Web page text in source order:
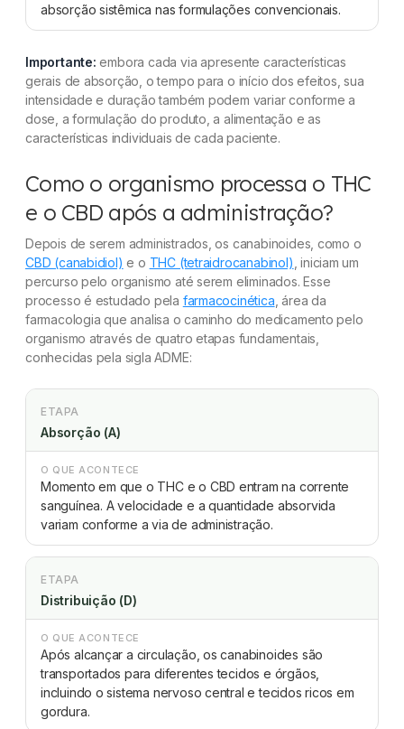
absorção sistêmica nas formulações convencionais.
Importante: embora cada via apresente características
gerais de absorção, o tempo para o início dos efeitos, sua
intensidade e duração também podem variar conforme a
dose, a formulação do produto, a alimentação e as
características individuais de cada paciente.
Como o organismo processa o THC
e o CBD após a administração?
Depois de serem administrados, os canabinoides, como o
CBD (canabidiol) e o THC (tetraidrocanabinol) , iniciam um
percurso pelo organismo até serem eliminados. Esse
processo é estudado pela farmacocinética , área da
farmacologia que analisa o caminho do medicamento pelo
organismo através de quatro etapas fundamentais,
conhecidas pela sigla ADME:
ETAPA
Absorção (A)
O QUE ACONTECE
Momento em que o THC e o CBD entram na corrente
sanguínea. A velocidade e a quantidade absorvida
variam conforme a via de administração.
ETAPA
Distribuição (D)
O QUE ACONTECE
Após alcançar a circulação, os canabinoides são
transportados para diferentes tecidos e órgãos,
incluindo o sistema nervoso central e tecidos ricos em
gordura.